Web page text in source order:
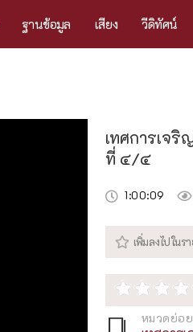
ฐานข้อมูล เสียง วีดิทัศน์
เทศการเจ
ที่ ๔/๔
1:00:09
หมวดย่อ